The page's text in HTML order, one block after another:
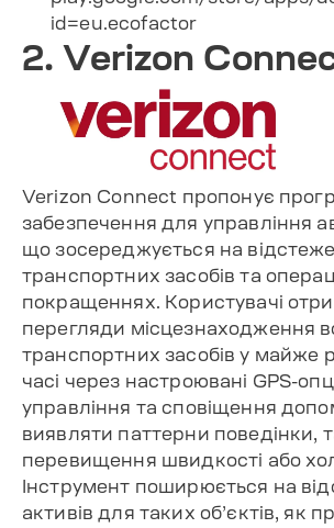
id=eu.ecofactor
2. Verizon
Verizon Connect пропонує
забезпечення для управління
що зосереджується на
транспортних засобів та
покращеннях. Користувачі
перегляди місцезнаходження
транспортних засобів у майже
часі через настроювані GPS-
управління та сповіщення
виявляти паттерни поведінки,
перевищення швидкості або
Інструмент поширюється на
активів для таких об’єктів, як